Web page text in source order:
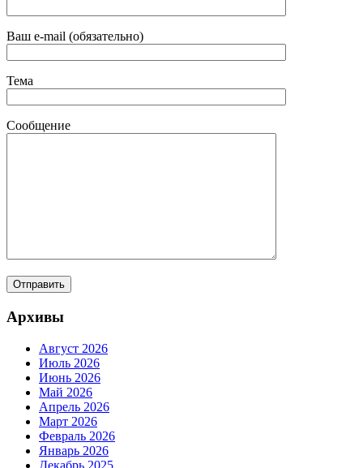
Ваш e-mail (обязательно)
Тема
Сообщение
Архивы
Август 2026
Июль 2026
Июнь 2026
Май 2026
Апрель 2026
Март 2026
Февраль 2026
Январь 2026
Декабрь 2025